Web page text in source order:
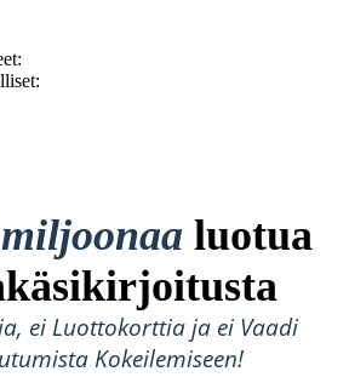
luotua
ei Luottokorttia ja ei Vaadi
Kokeilemiseen!